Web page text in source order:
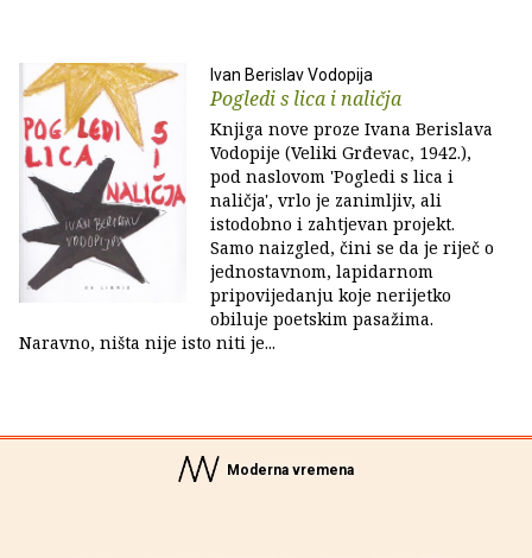
Ivan Berislav Vodopija
Pogledi s lica i naličja
Knjiga nove proze Ivana Berislava
Vodopije (Veliki Grđevac, 1942.),
pod naslovom 'Pogledi s lica i
naličja', vrlo je zanimljiv, ali
istodobno i zahtjevan projekt.
Samo naizgled, čini se da je riječ o
jednostavnom, lapidarnom
pripovijedanju koje nerijetko
obiluje poetskim pasažima.
Naravno, ništa nije isto niti je...
Moderna vremena